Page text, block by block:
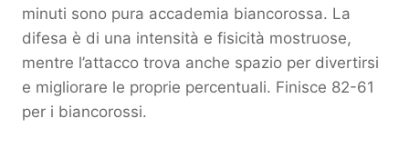
minuti sono pura accademia biancorossa. La
difesa è di una intensità e fisicità mostruose,
mentre l’attacco trova anche spazio per divertirsi
e migliorare le proprie percentuali. Finisce 82-61
per i biancorossi.